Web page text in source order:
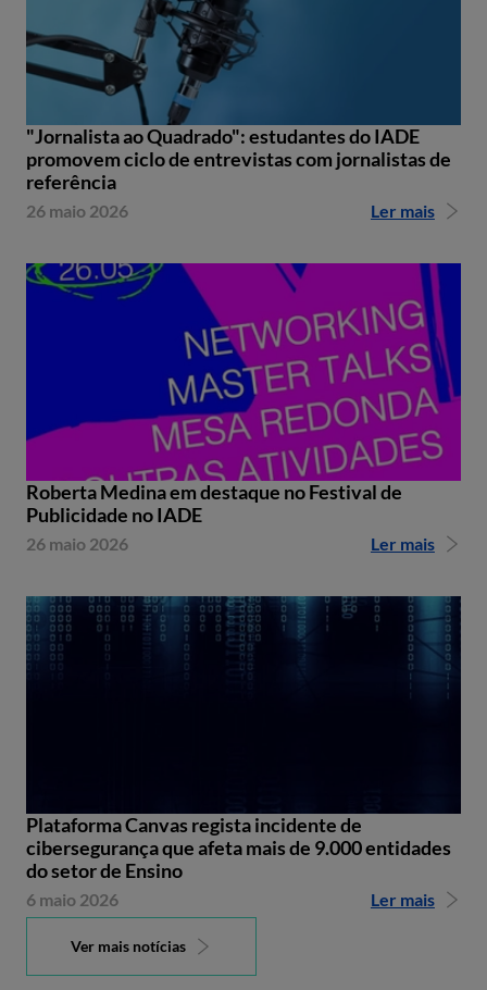
"Jornalista ao Quadrado": estudantes do IADE
promovem ciclo de entrevistas com jornalistas de
referência
26 maio 2026 Ler mais
Roberta Medina em destaque no Festival de
Publicidade no IADE
26 maio 2026 Ler mais
Plataforma Canvas regista incidente de
cibersegurança que afeta mais de 9.000 entidades
do setor de Ensino
6 maio 2026 Ler mais
Ver mais notícias